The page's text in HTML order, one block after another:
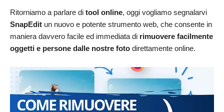
Ritorniamo a parlare di tool online, oggi vogliamo segnalarvi
SnapEdit un nuovo e potente strumento web, che consente in
maniera davvero facile ed immediata di rimuovere facilmente
oggetti e persone dalle nostre foto direttamente online.